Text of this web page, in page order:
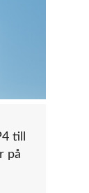
till
på